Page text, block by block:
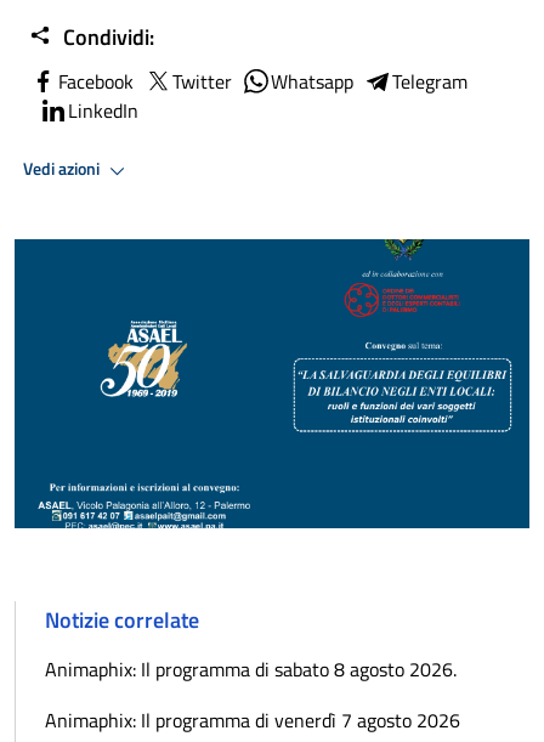
Condividi:
Facebook Twitter Whatsapp
Telegram
LinkedIn
Vedi azioni
Notizie correlate
Animaphix: Il programma di sabato 8 agosto 2026.
Animaphix: Il programma di venerdì 7 agosto 2026